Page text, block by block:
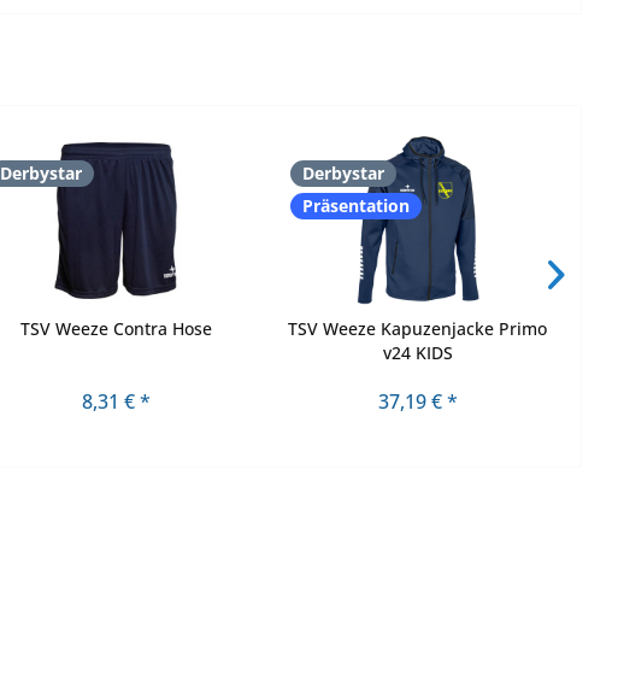
Derbystar
TSV Weeze Contra Hose
8,31 € *
Derbystar
Präsentation
TSV Weeze Kapuzenjacke Primo
v24 KIDS
37,19 € *